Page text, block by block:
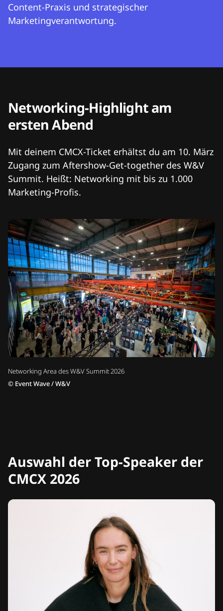
Content-Praxis und strategischer
Marketingverantwortung.
Networking Area des W&V Summit 2026
© Event Wave / W&V
Networking-Highlight am
ersten Abend
Mit deinem CMCX-Ticket erhältst du am 10. März
Zugang zum Aftershow-Get-together des W&V
Summit. Heißt: Networking mit bis zu 1.000
Marketing-Profis.
Auswahl der Top-Speaker der
CMCX 2026